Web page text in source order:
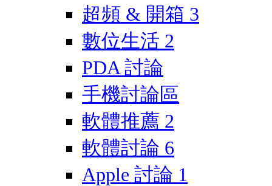
超頻 & 開箱 3
數位生活 2
PDA 討論
手機討論區
軟體推薦 2
軟體討論 6
Apple 討論 1